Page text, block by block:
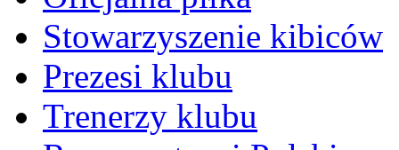
Stowarzyszenie kibiców
Prezesi klubu
Trenerzy klubu